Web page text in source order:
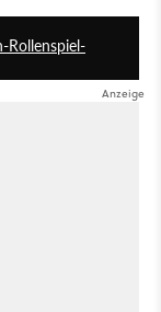
Rollenspiel-